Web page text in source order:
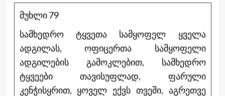
მუხლი 79
სამხედრო ტყვეთა სამყოფელ ყველა
ადგილას, ოფიცერთა სამყოფელი
ადგილების გამოკლებით, სამხედრო
ტყვეები თავისუფლად, ფარული
კენჭისყრით, ყოველ ექვს თვეში, აგრეთვე